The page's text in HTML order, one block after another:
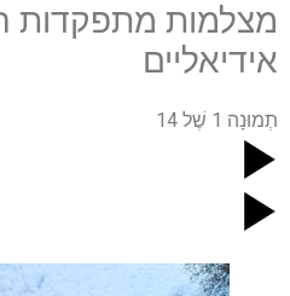
מצלמות מתפקדות
אידיאליים
תְמוּנָה 1 שֶׁל 14